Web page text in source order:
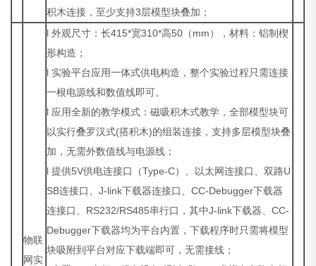
积木连接，至少支持3层模型块叠加；
物联
网实
l 外观尺寸：长415*宽310*高50（mm），材料：铝制楔
形构造；
l 实验平台应用一体式供电构造，整个实验过程只需连接
一根电源线和数值线即可。
l 应用全新的教学模式：磁吸积木式教学，全部模型块可
以实行叠罗汉式(搭积木)的组装连接，支持多层模型块叠
加，无需外数值线与电源线；
l 提供5V供电连接口（Type-C）、以太网连接口、双路U
SB连接口、J-link下载器连接口、CC-Debugger下载器
连接口、RS232/RS485串行口，其中J-link下载器、CC-
Debugger下载器均为平台内置，下载程序时只需将模型
块吸附到平台对应下载端即可，无需接线；